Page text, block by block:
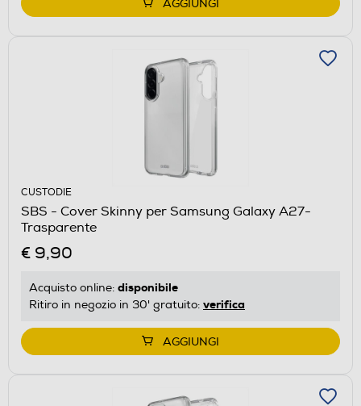
AGGIUNGI
CUSTODIE
SBS - Cover Skinny per Samsung Galaxy A27-
Trasparente
€ 9,90
Acquisto online: disponibile
Ritiro in negozio in 30' gratuito: verifica
AGGIUNGI